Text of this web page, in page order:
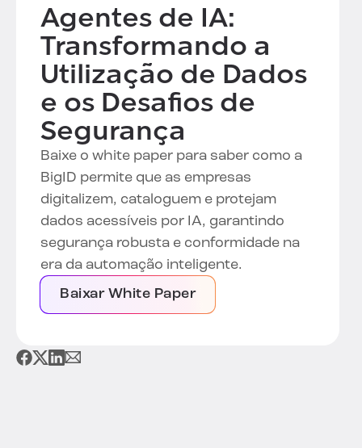
Agentes de IA:
Transformando a
Utilização de Dados
e os Desafios de
Segurança
Baixe o white paper para saber como a
BigID permite que as empresas
digitalizem, cataloguem e protejam
dados acessíveis por IA, garantindo
segurança robusta e conformidade na
era da automação inteligente.
Baixar White Paper